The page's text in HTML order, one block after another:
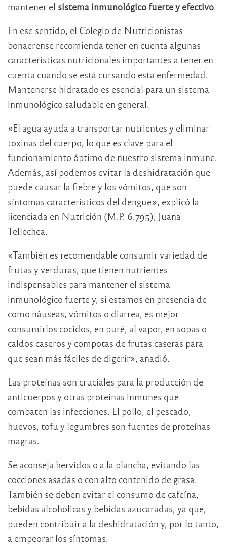
mantener el sistema inmunológico fuerte y efectivo.
En ese sentido, el Colegio de Nutricionistas
bonaerense recomienda tener en cuenta algunas
características nutricionales importantes a tener en
cuenta cuando se está cursando esta enfermedad.
Mantenerse hidratado es esencial para un sistema
inmunológico saludable en general.
«El agua ayuda a transportar nutrientes y eliminar
toxinas del cuerpo, lo que es clave para el
funcionamiento óptimo de nuestro sistema inmune.
Además, así podemos evitar la deshidratación que
puede causar la fiebre y los vómitos, que son
síntomas característicos del dengue», explicó la
licenciada en Nutrición (M.P. 6.795), Juana
Tellechea.
«También es recomendable consumir variedad de
frutas y verduras, que tienen nutrientes
indispensables para mantener el sistema
inmunológico fuerte y, si estamos en presencia de
como náuseas, vómitos o diarrea, es mejor
consumirlos cocidos, en puré, al vapor, en sopas o
caldos caseros y compotas de frutas caseras para
que sean más fáciles de digerir», añadió.
Las proteínas son cruciales para la producción de
anticuerpos y otras proteínas inmunes que
combaten las infecciones. El pollo, el pescado,
huevos, tofu y legumbres son fuentes de proteínas
magras.
Se aconseja hervidos o a la plancha, evitando las
cocciones asadas o con alto contenido de grasa.
También se deben evitar el consumo de cafeína,
bebidas alcohólicas y bebidas azucaradas, ya que,
pueden contribuir a la deshidratación y, por lo tanto,
a empeorar los síntomas.